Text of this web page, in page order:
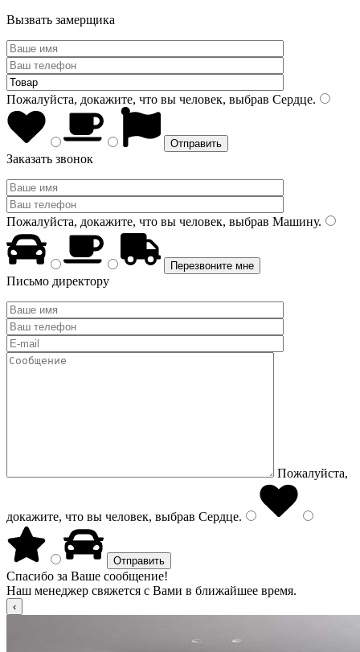
Вызвать замерщика
Пожалуйста, докажите, что вы человек, выбрав Сердце.
Заказать звонок
Пожалуйста, докажите, что вы человек, выбрав Машину.
Письмо директору
Пожалуйста,
докажите, что вы человек, выбрав Сердце.
Спасибо за Ваше сообщение!
Наш менеджер свяжется с Вами в ближайшее время.